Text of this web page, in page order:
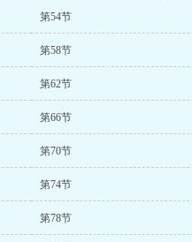
第54节
第58节
第62节
第66节
第70节
第74节
第78节